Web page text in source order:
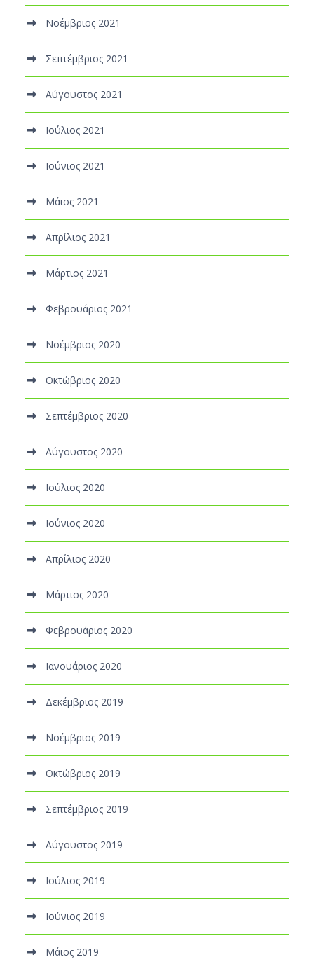
Νοέμβριος 2021
Σεπτέμβριος 2021
Αύγουστος 2021
Ιούλιος 2021
Ιούνιος 2021
Μάιος 2021
Απρίλιος 2021
Μάρτιος 2021
Φεβρουάριος 2021
Νοέμβριος 2020
Οκτώβριος 2020
Σεπτέμβριος 2020
Αύγουστος 2020
Ιούλιος 2020
Ιούνιος 2020
Απρίλιος 2020
Μάρτιος 2020
Φεβρουάριος 2020
Ιανουάριος 2020
Δεκέμβριος 2019
Νοέμβριος 2019
Οκτώβριος 2019
Σεπτέμβριος 2019
Αύγουστος 2019
Ιούλιος 2019
Ιούνιος 2019
Μάιος 2019